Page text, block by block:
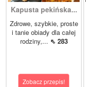
Kapusta pekińska...
Zdrowe, szybkie, proste
i tanie obiady dla całej
rodziny,... ⇖ 283
Zobacz przepis!